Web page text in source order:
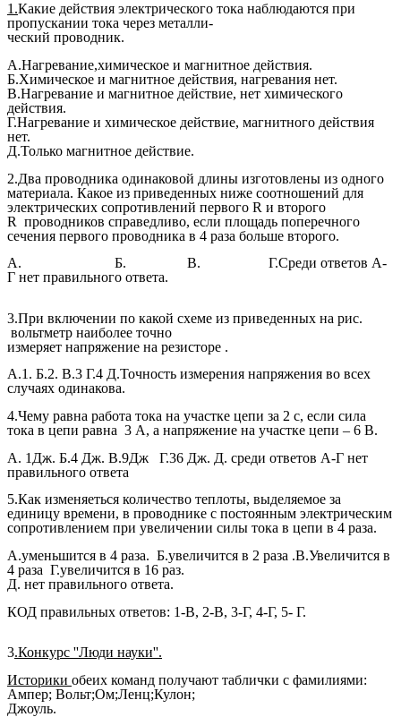
1.Какие действия электрического тока наблюдаются при
пропускании тока через металли-
ческий проводник.
А.Нагревание,химическое и магнитное действия.
Б.Химическое и магнитное действия, нагревания нет.
В.Нагревание и магнитное действие, нет химического
действия.
Г.Нагревание и химическое действие, магнитного действия
нет.
Д.Только магнитное действие.
2.Два проводника одинаковой длины изготовлены из одного
материала. Какое из приведенных ниже соотношений для
электрических сопротивлений первого R и второго
R проводников справедливо, если площадь поперечного
сечения первого проводника в 4 раза больше второго.
А. Б. В. Г.Среди ответов А-
Г нет правильного ответа.
3.При включении по какой схеме из приведенных на рис.
вольтметр наиболее точно
измеряет напряжение на резисторе .
А.1. Б.2. В.3 Г.4 Д.Точность измерения напряжения во всех
случаях одинакова.
4.Чему равна работа тока на участке цепи за 2 с, если сила
тока в цепи равна 3 А, а напряжение на участке цепи – 6 В.
А. 1Дж. Б.4 Дж. В.9Дж Г.36 Дж. Д. среди ответов А-Г нет
правильного ответа
5.Как изменяеться количество теплоты, выделяемое за
единицу времени, в проводнике с постоянным электрическим
сопротивлением при увеличении силы тока в цепи в 4 раза.
А.уменьшится в 4 раза. Б.увеличится в 2 раза .В.Увеличится в
4 раза Г.увеличится в 16 раз.
Д. нет правильного ответа.
КОД правильных ответов: 1-В, 2-В, 3-Г, 4-Г, 5- Г.
3.Конкурс ''Люди науки''.
Историки обеих команд получают таблички с фамилиями:
Ампер; Вольт;Ом;Ленц;Кулон;
Джоуль.